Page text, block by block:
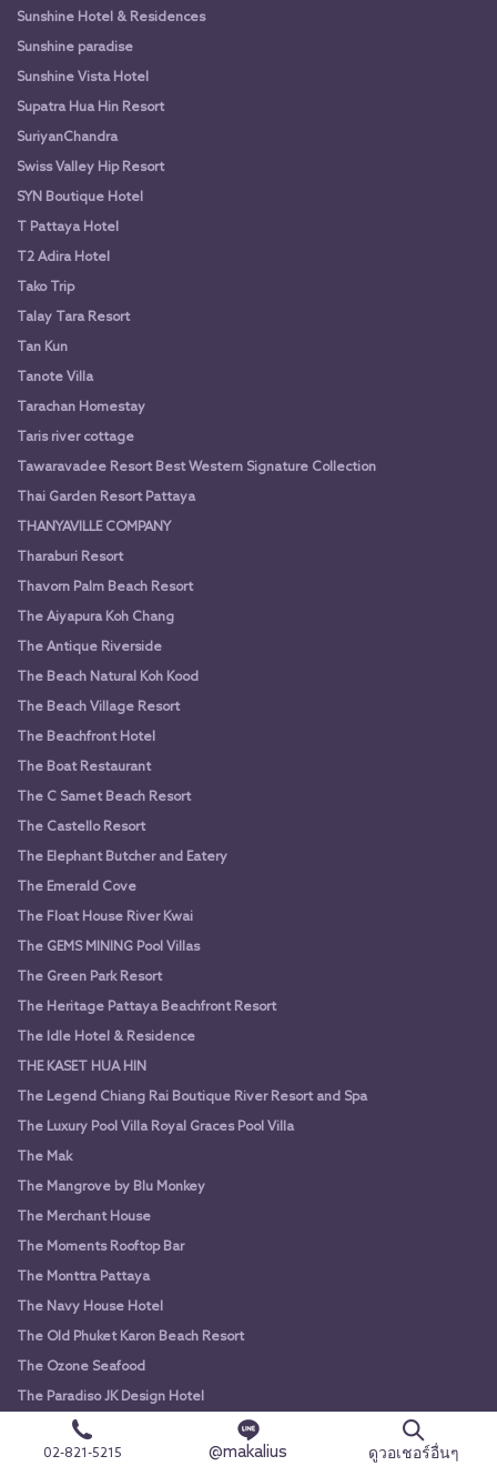
Sunshine Hotel & Residences
Sunshine paradise
Sunshine Vista Hotel
Supatra Hua Hin Resort
SuriyanChandra
Swiss Valley Hip Resort
SYN Boutique Hotel
T Pattaya Hotel
T2 Adira Hotel
Tako Trip
Talay Tara Resort
Tan Kun
Tanote Villa
Tarachan Homestay
Taris river cottage
Tawaravadee Resort Best Western Signature Collection
Thai Garden Resort Pattaya
THANYAVILLE COMPANY
Tharaburi Resort
Thavorn Palm Beach Resort
The Aiyapura Koh Chang
The Antique Riverside
The Beach Natural Koh Kood
The Beach Village Resort
The Beachfront Hotel
The Boat Restaurant
The C Samet Beach Resort
The Castello Resort
The Elephant Butcher and Eatery
The Emerald Cove
The Float House River Kwai
The GEMS MINING Pool Villas
The Green Park Resort
The Heritage Pattaya Beachfront Resort
The Idle Hotel & Residence
THE KASET HUA HIN
The Legend Chiang Rai Boutique River Resort and Spa
The Luxury Pool Villa Royal Graces Pool Villa
The Mak
The Mangrove by Blu Monkey
The Merchant House
The Moments Rooftop Bar
The Monttra Pattaya
The Navy House Hotel
The Old Phuket Karon Beach Resort
The Ozone Seafood
The Paradiso JK Design Hotel
The Park Nine Suvarnabhumi
The Pavilions Phuket
02-821-5215 @makalius ดูวอเชอร์อื่นๆ